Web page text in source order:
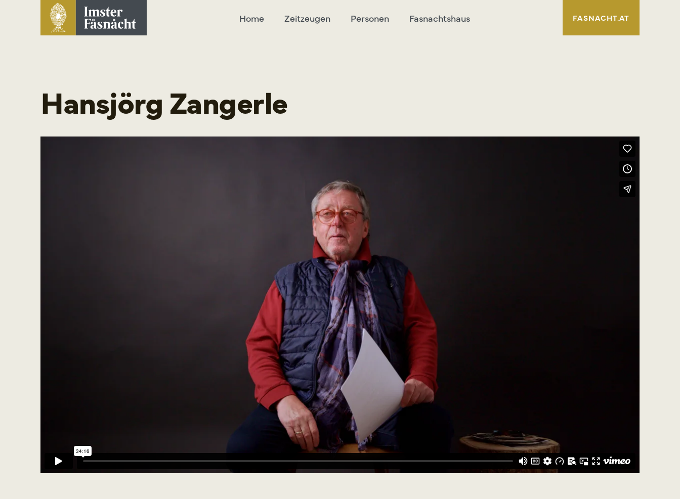
Home Zeitzeugen Personen Fasnachtshaus FASNACHT.AT
Hansjörg Zangerle